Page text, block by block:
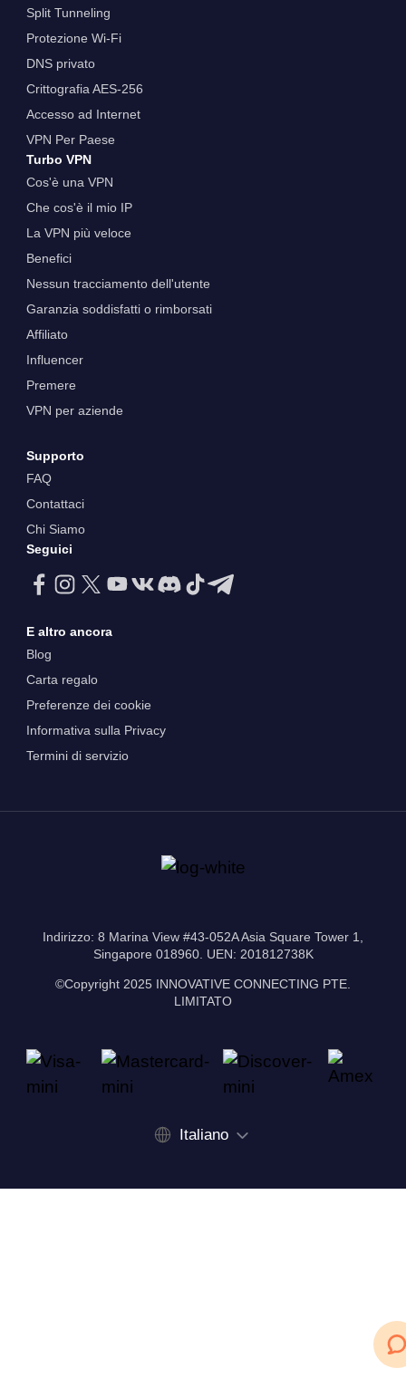
Split Tunneling
Protezione Wi-Fi
DNS privato
Crittografia AES-256
Accesso ad Internet
VPN Per Paese
Turbo VPN
Cos'è una VPN
Che cos'è il mio IP
La VPN più veloce
Benefici
Nessun tracciamento dell'utente
Garanzia soddisfatti o rimborsati
Affiliato
Influencer
Premere
VPN per aziende
Supporto
FAQ
Contattaci
Chi Siamo
Seguici
E altro ancora
Blog
Carta regalo
Preferenze dei cookie
Informativa sulla Privacy
Termini di servizio
Indirizzo: 8 Marina View #43-052A Asia Square Tower 1,
Singapore 018960. UEN: 201812738K
©Copyright 2025 INNOVATIVE CONNECTING PTE.
LIMITATO
Italiano